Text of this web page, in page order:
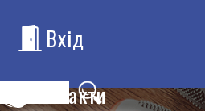
Вхід
Контакти